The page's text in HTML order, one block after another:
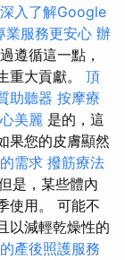
深入了解Google
業服務更安心 辦
遵循這一點，
重大貢獻。 頂
助聽器 按摩療
美麗 是的，這
果您的皮膚顯然
需求 撥筋療法
是，某些體內
使用。 可能不
以減輕乾燥性的
產後照護服務